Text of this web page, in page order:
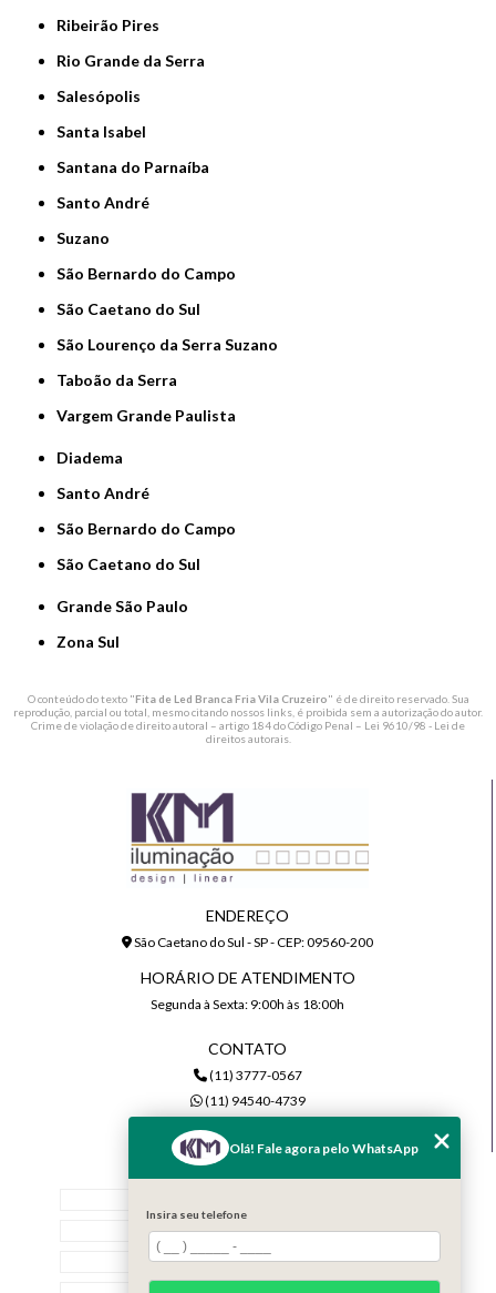
Ribeirão Pires
Rio Grande da Serra
Salesópolis
Santa Isabel
Santana do Parnaíba
Santo André
Suzano
São Bernardo do Campo
São Caetano do Sul
São Lourenço da Serra Suzano
Taboão da Serra
Vargem Grande Paulista
Diadema
Santo André
São Bernardo do Campo
São Caetano do Sul
Grande São Paulo
Zona Sul
O conteúdo do texto "Fita de Led Branca Fria Vila Cruzeiro" é de direito reservado. Sua
reprodução, parcial ou total, mesmo citando nossos links, é proibida sem a autorização do autor.
Crime de violação de direito autoral – artigo 184 do Código Penal – Lei 9610/98 - Lei de
direitos autorais.
ENDEREÇO
São Caetano do Sul - SP - CEP: 09560-200
HORÁRIO DE ATENDIMENTO
Segunda à Sexta: 9:00h às 18:00h
CONTATO
(11) 3777-0567
(11) 94540-4739
comercial@kmiluminacao.com.br
Quem Somos
Serviços
Olá! Fale agora pelo WhatsApp
Insira seu telefone